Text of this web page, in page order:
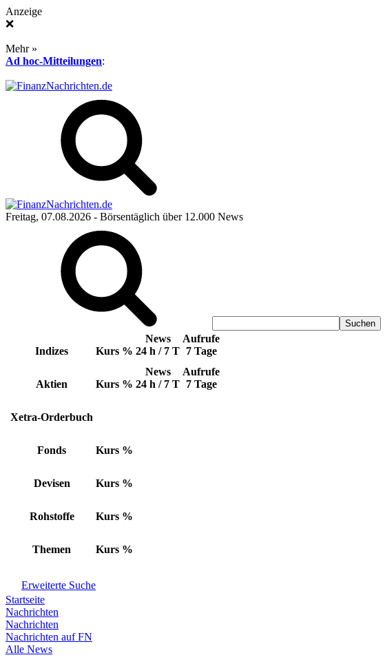
Anzeige
❌
Mehr »
Ad hoc-Mitteilungen:
Freitag, 07.08.2026 - Börsentäglich über 12.000 News
Indizes Kurs %
News
24 h / 7 T
Aufrufe
7 Tage
Aktien Kurs %
News
24 h / 7 T
Aufrufe
7 Tage
Xetra-Orderbuch
Fonds Kurs %
Devisen Kurs %
Rohstoffe Kurs %
Themen Kurs %
Erweiterte Suche
Startseite
Nachrichten
Nachrichten
Nachrichten auf FN
Alle News